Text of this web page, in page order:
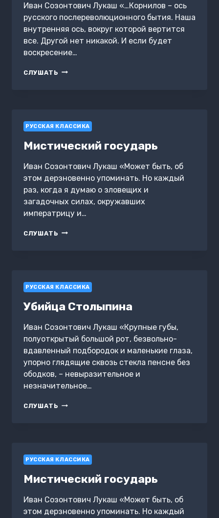
Иван Созонтович Лукаш «…Корнилов – ось
русского послереволюционного бытия. Наша
внутренняя ось, вокруг которой вертится
все. Другой нет никакой. И если будет
воскресение…
СЛУШАТЬ ЛАВР
РУССКАЯ КЛАССИКА
Мистический государь
Иван Созонтович Лукаш «Может быть, об
этом дерзновенно упоминать. Но каждый
раз, когда я думаю о зловещих и
загадочных силах, окружавших
императрицу и…
СЛУШАТЬ МИСТИЧЕСКИЙ
РУССКАЯ КЛАССИКА
Убийца Столыпина
Иван Созонтович Лукаш «Крупные губы,
полуоткрытый большой рот, безвольно-
вдавленный подбородок и маленькие глаза,
упорно глядящие сквозь стекла пенсне без
ободков, – невыразительное и
незначительное…
СЛУШАТЬ УБИЙЦА
РУССКАЯ КЛАССИКА
Мистический государь
Иван Созонтович Лукаш «Может быть, об
этом дерзновенно упоминать. Но каждый